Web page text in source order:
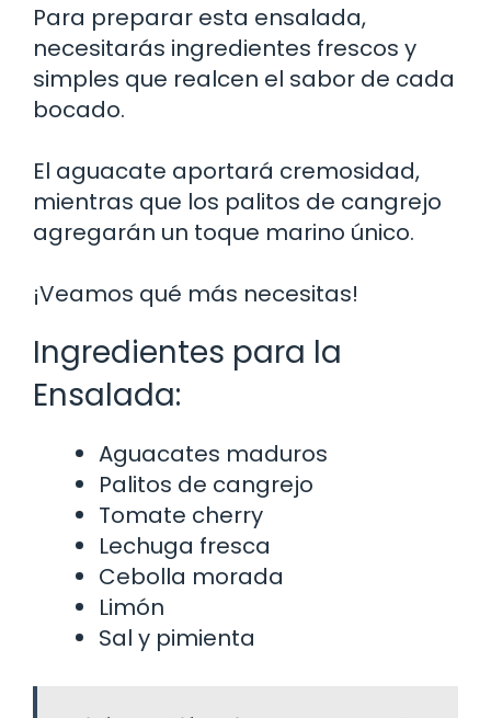
Para preparar esta ensalada,
necesitarás ingredientes frescos y
simples que realcen el sabor de cada
bocado.
El aguacate aportará cremosidad,
mientras que los palitos de cangrejo
agregarán un toque marino único.
¡Veamos qué más necesitas!
Ingredientes para la
Ensalada:
Aguacates maduros
Palitos de cangrejo
Tomate cherry
Lechuga fresca
Cebolla morada
Limón
Sal y pimienta